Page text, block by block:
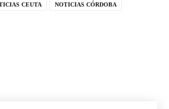
CEUTA NOTICIAS CÓRDOBA